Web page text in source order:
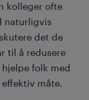
kolleger ofte
naturligvis
det de
til å redusere
folk med
måte.